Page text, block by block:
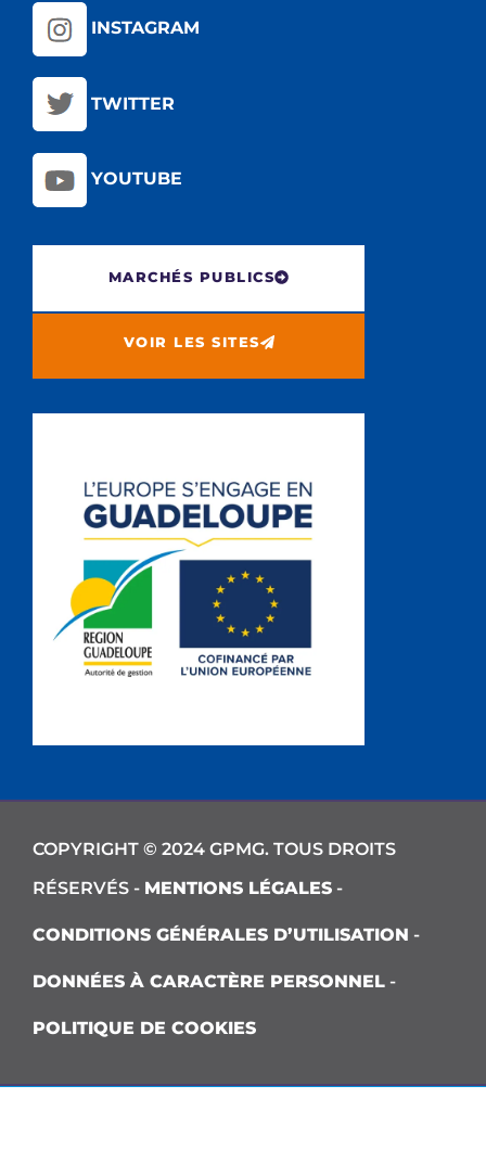
INSTAGRAM
TWITTER
YOUTUBE
MARCHÉS PUBLICS
VOIR LES SITES
COPYRIGHT © 2024 GPMG. TOUS DROITS
RÉSERVÉS - MENTIONS LÉGALES -
CONDITIONS GÉNÉRALES D’UTILISATION -
DONNÉES À CARACTÈRE PERSONNEL -
POLITIQUE DE COOKIES